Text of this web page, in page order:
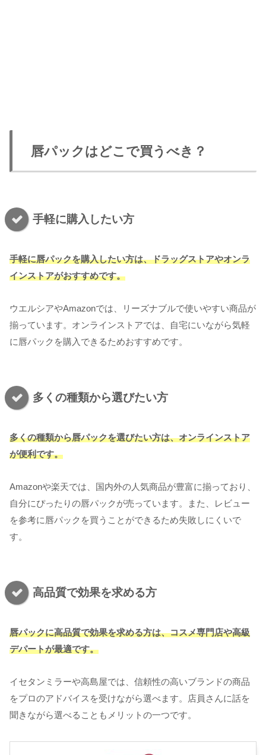
唇パックはどこで買うべき？
手軽に購入したい方
手軽に唇パックを購入したい方は、ドラッグストアやオンラ
インストアがおすすめです。
ウエルシアやAmazonでは、リーズナブルで使いやすい商品が
揃っています。オンラインストアでは、自宅にいながら気軽
に唇パックを購入できるためおすすめです。
多くの種類から選びたい方
多くの種類から唇パックを選びたい方は、オンラインストア
が便利です。
Amazonや楽天では、国内外の人気商品が豊富に揃っており、
自分にぴったりの唇パックが売っています。また、レビュー
を参考に唇パックを買うことができるため失敗しにくいで
す。
高品質で効果を求める方
唇パックに高品質で効果を求める方は、コスメ専門店や高級
デパートが最適です。
イセタンミラーや高島屋では、信頼性の高いブランドの商品
をプロのアドバイスを受けながら選べます。店員さんに話を
聞きながら選べることもメリットの一つです。